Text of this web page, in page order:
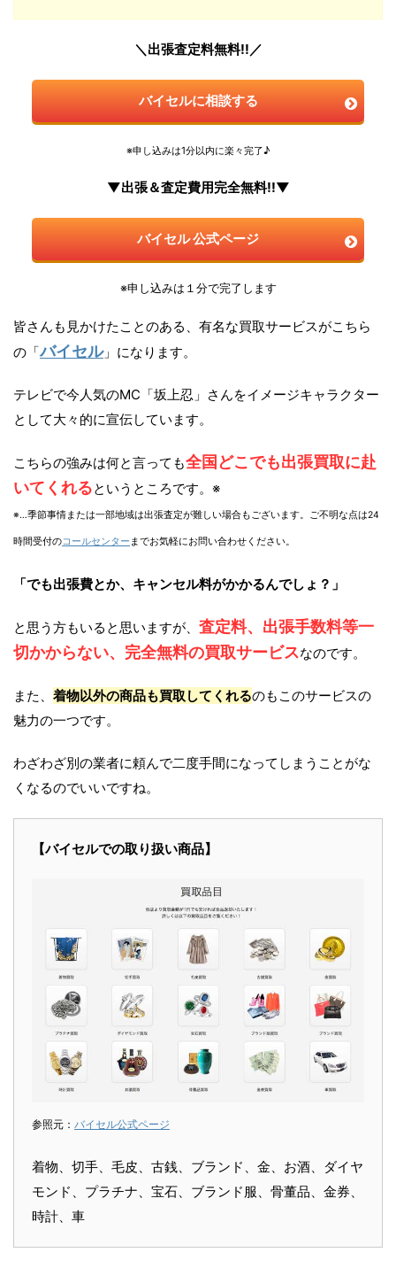
＼出張査定料無料!!／
バイセルに相談する
※申し込みは1分以内に楽々完了♪
▼出張＆査定費用完全無料!!▼
バイセル 公式ページ
※申し込みは１分で完了します
皆さんも見かけたことのある、有名な買取サービスがこちら
の「バイセル」になります。
テレビで今人気のMC「坂上忍」さんをイメージキャラクター
として大々的に宣伝しています。
こちらの強みは何と言っても全国どこでも出張買取に赴
いてくれるというところです。※
※…季節事情または一部地域は出張査定が難しい場合もございます。ご不明な点は24
時間受付のコールセンター までお気軽にお問い合わせください。
「でも出張費とか、キャンセル料がかかるんでしょ？」
と思う方もいると思いますが、 査定料、出張手数料等一
切かからない、完全無料の買取サービスなのです。
また、 着物以外の商品も買取してくれるのもこのサービスの
魅力の一つです。
わざわざ別の業者に頼んで二度手間になってしまうことがな
くなるのでいいですね。
【バイセルでの取り扱い商品】
参照元： バイセル公式ページ
着物、切手、毛皮、古銭、ブランド、金、お酒、ダイヤ
モンド、プラチナ、宝石、ブランド服、骨董品、金券、
時計、車